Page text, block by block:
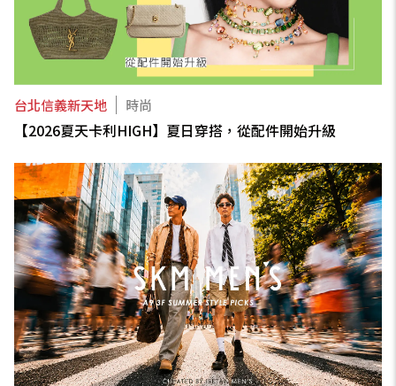
台北信義新天地 時尚
【2026夏天卡利HIGH】夏日穿搭，從配件開始升級